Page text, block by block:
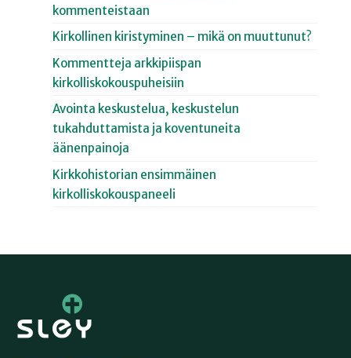
kommenteistaan
Kirkollinen kiristyminen – mikä on muuttunut?
Kommentteja arkkipiispan
kirkolliskokouspuheisiin
Avointa keskustelua, keskustelun
tukahduttamista ja koventuneita
äänenpainoja
Kirkkohistorian ensimmäinen
kirkolliskokouspaneeli